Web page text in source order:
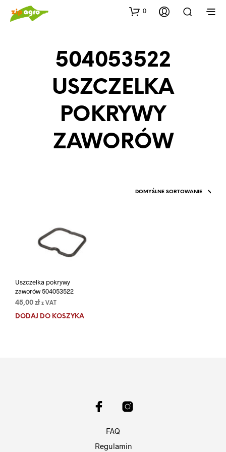
0
504053522
USZCZELKA
POKRYWY
ZAWORÓW
Uszczelka pokrywy
zaworów 504053522
45,00 zł z VAT
DODAJ DO KOSZYKA
FAQ
Regulamin